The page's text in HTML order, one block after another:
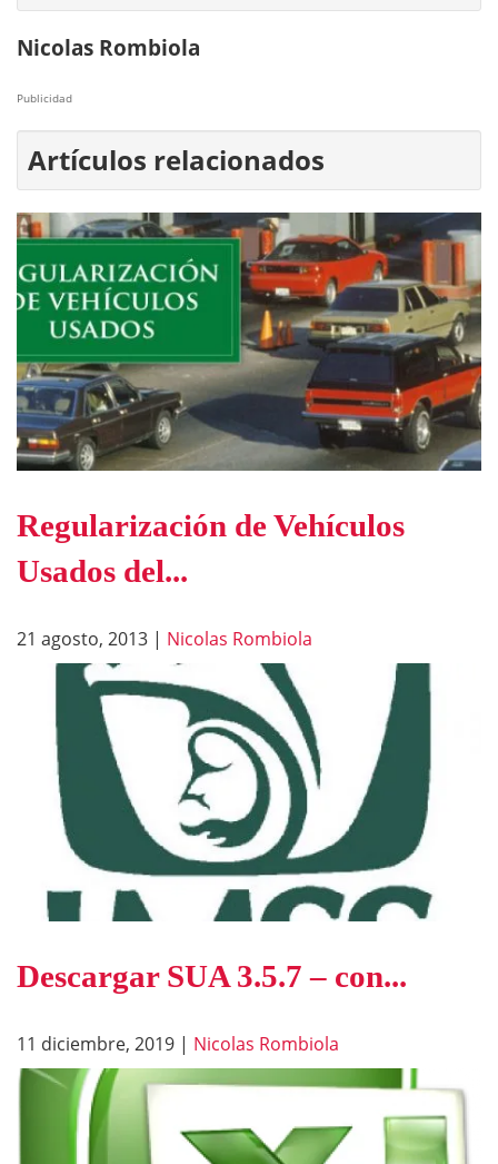
Nicolas Rombiola
Publicidad
Artículos relacionados
Regularización de Vehículos
Usados del...
21 agosto, 2013 | Nicolas Rombiola
Descargar SUA 3.5.7 – con...
11 diciembre, 2019 | Nicolas Rombiola